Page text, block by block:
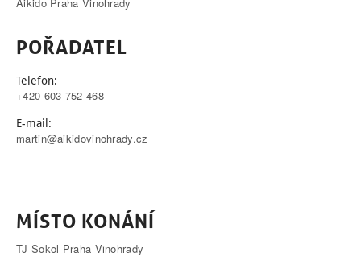
POŘADATEL
Telefon:
+420 603 752 468
E-mail:
martin@aikidovinohrady.cz
MÍSTO KONÁNÍ
TJ Sokol Praha Vinohrady